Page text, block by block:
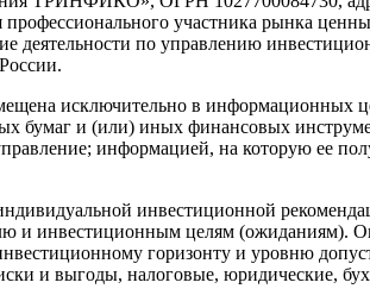
участника рынка
деятельности по управлению
исключительно в информационных
бумаг и (или) иных финансовых
информацией, на которую ее
инвестиционной
и инвестиционным целям (ожиданиям).
горизонту и уровню
и выгоды, налоговые, юридические,